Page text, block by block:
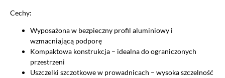
Cechy:
Wyposażona w bezpieczny profil aluminiowy i
wzmacniającą podporę
Kompaktowa konstrukcja – idealna do ograniczonych
przestrzeni
Uszczelki szczotkowe w prowadnicach – wysoka szczelność